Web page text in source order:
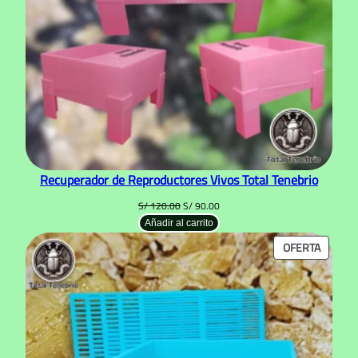
Recuperador de Reproductores Vivos Total Tenebrio
S/120.00El
precio
original
era:
S/ 120.00.
S/90.00El
precio
actual
es:
S/ 90.00.
Añadir al carrito
OFERTA
EN
OFERTA